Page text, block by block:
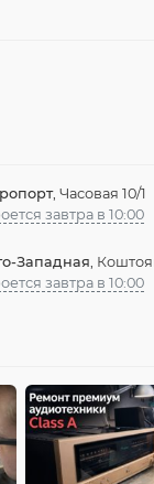
, Часовая 10/1
завтра в 10:00
Западная,
завтра в 10:00